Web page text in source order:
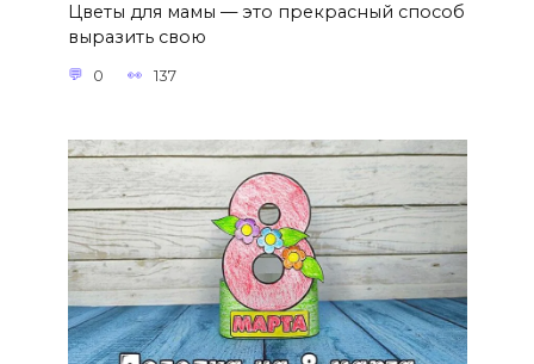
Цветы для мамы — это прекрасный способ
выразить свою
0 137